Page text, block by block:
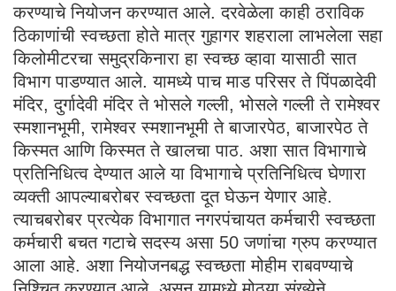
करण्याचे नियोजन करण्यात आले. दरवेळेला काही ठराविक
ठिकाणांची स्वच्छता होते मात्र गुहागर शहराला लाभलेला सहा
किलोमीटरचा समुद्रकिनारा हा स्वच्छ व्हावा यासाठी सात
विभाग पाडण्यात आले. यामध्ये पाच माड परिसर ते पिंपळादेवी
मंदिर, दुर्गादेवी मंदिर ते भोसले गल्ली, भोसले गल्ली ते रामेश्वर
स्मशानभूमी, रामेश्वर स्मशानभूमी ते बाजारपेठ, बाजारपेठ ते
किस्मत आणि किस्मत ते खालचा पाठ. अशा सात विभागाचे
प्रतिनिधित्व देण्यात आले या विभागाचे प्रतिनिधित्व घेणारा
व्यक्ती आपल्याबरोबर स्वच्छता दूत घेऊन येणार आहे.
त्याचबरोबर प्रत्येक विभागात नगरपंचायत कर्मचारी स्वच्छता
कर्मचारी बचत गटाचे सदस्य असा 50 जणांचा ग्रुप करण्यात
आला आहे. अशा नियोजनबद्ध स्वच्छता मोहीम राबवण्याचे